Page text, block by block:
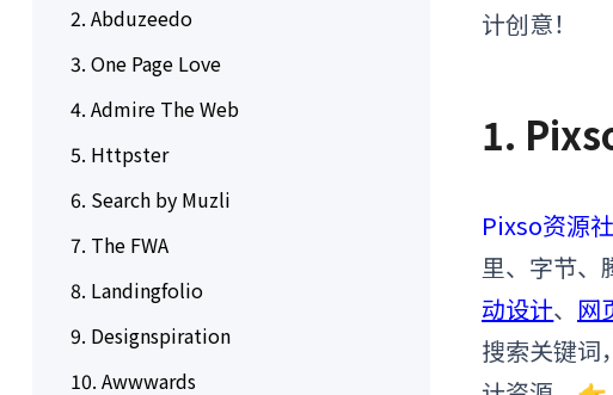
计创意！
1.
Pixso资源
里、字节、
动设计、 网
搜索关键词
2. Abduzeedo
3. One Page Love
4. Admire The Web
5. Httpster
6. Search by Muzli
7. The FWA
8. Landingfolio
9. Designspiration
10. Awwwards